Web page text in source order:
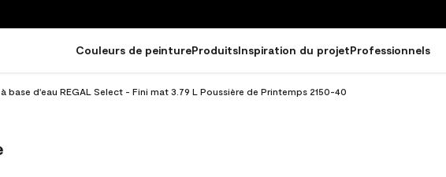
Couleurs de peintureProduitsInspiration du projetProfessionnels
base d'eau REGAL Select - Fini mat 3.79 L Poussière de Printemps 2150-40